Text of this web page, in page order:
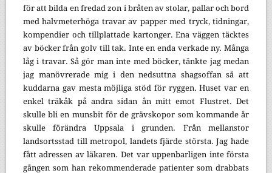
för att bilda en fredad zon i bråten av stolar, pallar och bord
med halvmeterhöga travar av papper med tryck, tidningar,
kompendier och tillplattade kartonger. Ena väggen täcktes
av böcker från golv till tak. Inte en enda verkade ny. Många
låg i travar. Så gör man inte med böcker, tänkte jag medan
jag manövrerade mig i den nedsuttna shagsoffan så att
kuddarna gav mesta möjliga stöd för ryggen. Huset var en
enkel träkåk på andra sidan ån mitt emot Flustret. Det
skulle bli en munsbit för de grävskopor som kommande år
skulle förändra Uppsala i grunden. Från mellanstor
landsortsstad till metropol, landets fjärde största. Jag hade
fått adressen av läkaren. Det var uppenbarligen inte första
gången som han rekommenderade patienter som drabbats